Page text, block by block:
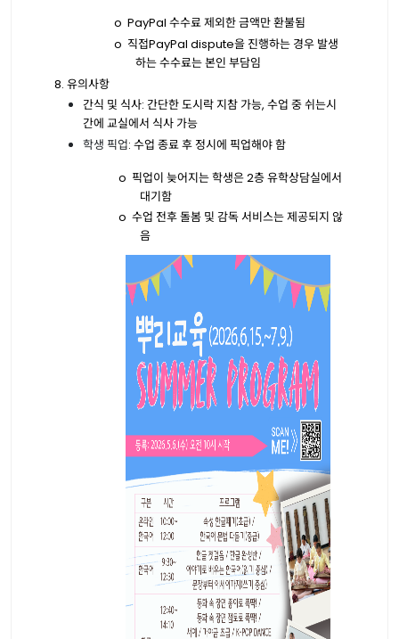
o PayPal 수수료 제외한 금액만 환불됨
o 직접PayPal dispute을 진행하는 경우 발생
하는 수수료는 본인 부담임
8. 유의사항
간식 및 식사: 간단한 도시락 지참 가능, 수업 중 쉬는시
간에 교실에서 식사 가능
학생 픽업: 수업 종료 후 정시에 픽업해야 함
o 픽업이 늦어지는 학생은2층 유학상담실에서
대기함
o 수업 전후 돌봄 및 감독 서비스는 제공되지 않
음